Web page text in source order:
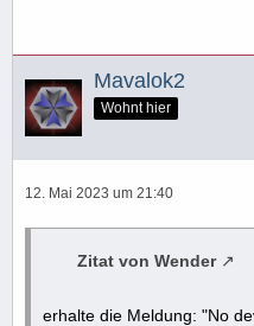
Mavalok2
Wohnt hier
12. Mai 2023 um 21:40
Zitat von Wender
erhalte die Meldung: "No